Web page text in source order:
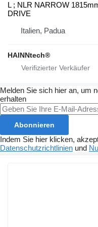
L ; NLR NARROW
DRIVE
Italien, Padua
HAINNtech®
Melden Sie sich hier an, um
erhalten
Abonnieren
Indem Sie hier klicken,
Datenschutzrichtlinien und